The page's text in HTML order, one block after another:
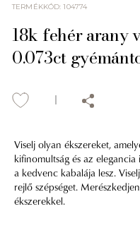
TERMÉKKÓD:104774
18k fehér arany
0.073ct
Viselj olyan ékszereket,
kifinomultság és az
a kedvenc kabalája lesz.
rejlő szépséget.
ékszerekkel.